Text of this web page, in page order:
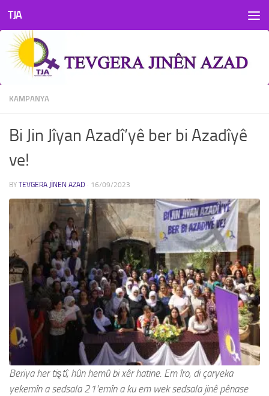
Skip to content
TJA
KAMPANYA
Bi Jin Jîyan Azadî’yê ber bi Azadîyê
ve!
BY TEVGERA JINEN AZAD · 16/09/2023
Beriya her tiştî, hûn hemû bi xêr hatine. Em îro, di çaryeka
yekemîn a sedsala 21’emîn a ku em wek sedsala jinê pênase